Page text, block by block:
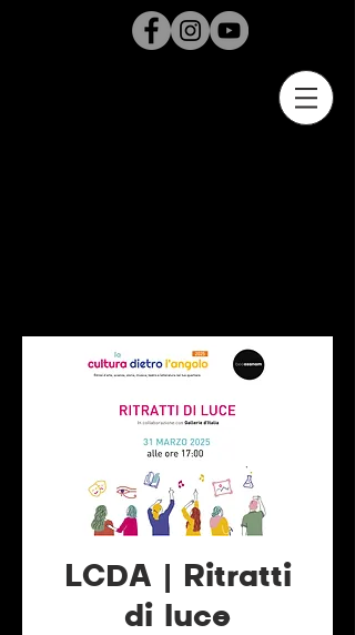
LCDA | Ritratti
di luce